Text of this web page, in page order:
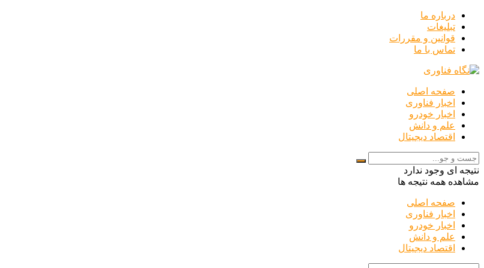
درباره ما
تبلیغات
قوانین و مقررات
تماس با ما
صفحه اصلی
اخبار فناوری
اخبار خودرو
علم و دانش
اقتصاد دیجیتال
نتیجه ای وجود ندارد
مشاهده همه نتیجه ها
صفحه اصلی
اخبار فناوری
اخبار خودرو
علم و دانش
اقتصاد دیجیتال